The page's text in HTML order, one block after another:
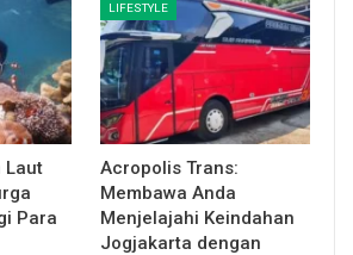
Laut
Para
LIFESTYLE
Acropolis Trans:
Membawa Anda
Menjelajahi Keindahan
Jogjakarta dengan